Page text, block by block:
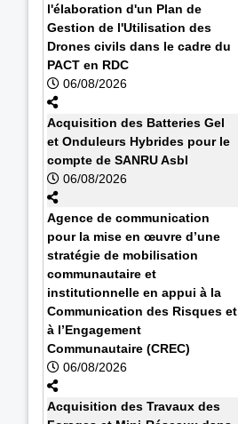
l'élaboration d'un Plan de
Gestion de l'Utilisation des
Drones civils dans le cadre du
PACT en RDC
06/08/2026
Acquisition des Batteries Gel
et Onduleurs Hybrides pour le
compte de SANRU Asbl
06/08/2026
Agence de communication
pour la mise en œuvre d’une
stratégie de mobilisation
communautaire et
institutionnelle en appui à la
Communication des Risques et
à l’Engagement
Communautaire (CREC)
06/08/2026
Acquisition des Travaux des